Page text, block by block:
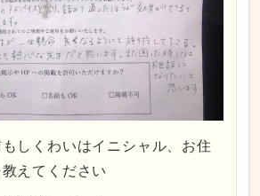
しくわいはイニシャル、お住
えてください